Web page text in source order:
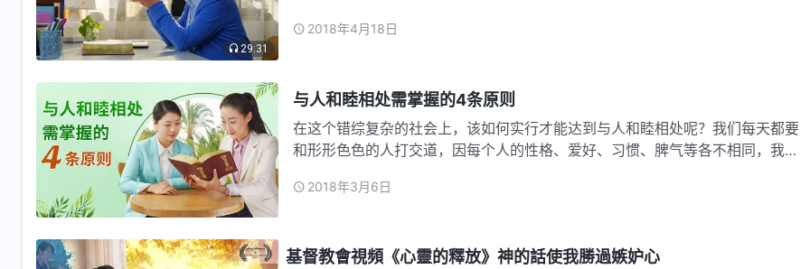
29:31
2018年4月18日
与人和睦相处需掌握的4条原则
在这个错综复杂的社会上，该如何实行才能达到与人和睦相处呢？我们每天都要
和形形色色的人打交道，因每个人的性格、爱好、习惯、脾气等各不相同，我们
2018年3月6日
基督教會視頻《心靈的釋放》神的話使我勝過嫉妒心